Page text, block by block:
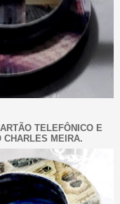
TELEFÔNICO E
CHARLES MEIRA.